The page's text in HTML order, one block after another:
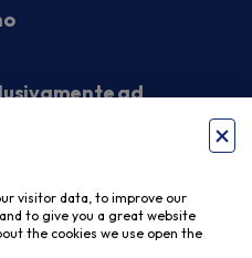
ad
visitor data, to improve our
to give you a great website
the cookies we use open the